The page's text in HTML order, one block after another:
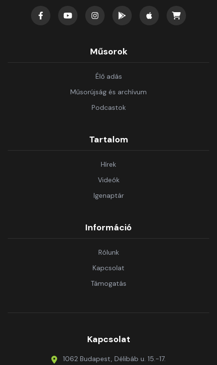
Műsorok
Élő adás
Műsorújság és archívum
Podcastok
Tartalom
Hírek
Videók
Igenaptár
Információ
Rólunk
Kapcsolat
Támogatás
Kapcsolat
1062 Budapest, Délibáb u. 15.-17.